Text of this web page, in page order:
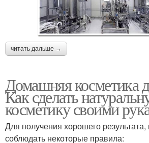
читать дальше →
Домашняя косметика
Как сделать
косметику своими
Для получения хорошего
соблюдать некоторые правила: